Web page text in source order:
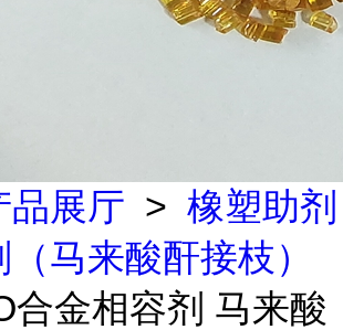
品展厅 > 橡塑助剂
马来酸酐接枝）
合金相容剂 马来酸